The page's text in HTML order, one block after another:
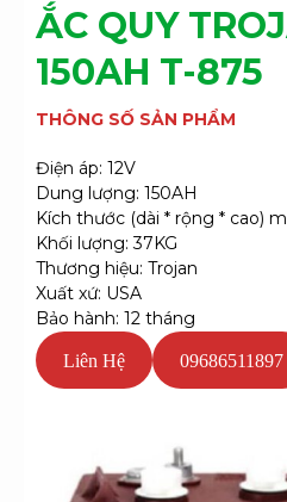
ẮC QUY
150AH T-875
THÔNG SỐ SẢN PHẨM
Điện áp: 12V
Dung lượng: 150AH
Kích thước (dài * rộng * cao)
Khối lượng: 37KG
Thương hiệu: Trojan
Xuất xứ: USA
Bảo hành: 12 tháng
Liên Hệ 09686511897